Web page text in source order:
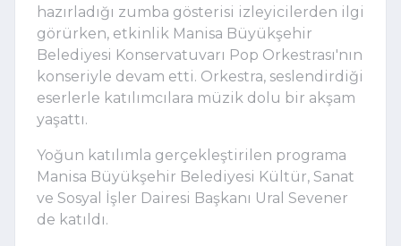
hazırladığı zumba gösterisi izleyicilerden ilgi
görürken, etkinlik Manisa Büyükşehir
Belediyesi Konservatuvarı Pop Orkestrası'nın
konseriyle devam etti. Orkestra, seslendirdiği
eserlerle katılımcılara müzik dolu bir akşam
yaşattı.
Yoğun katılımla gerçekleştirilen programa
Manisa Büyükşehir Belediyesi Kültür, Sanat
ve Sosyal İşler Dairesi Başkanı Ural Sevener
de katıldı.